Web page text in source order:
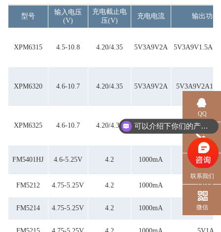
型号
输入电压
(V)
充电截止电
压(V)
充电电流 输出功率
XPM6315 4.5-10.8 4.20/4.35 5V3A9V2A
XPM6320 4.6-10.7 4.20/4.35 5V3A9V2A
XPM6325 4.6-10.7 4.20/4.35 5V3A9V2A
FM5401HJ 4.6-5.25V 4.2 1000mA 5V1A
FM5212 4.75-5.25V 4.2 1000mA 5V1A
FM5214 4.75-5.25V 4.2 1000mA 5V1A
QQ
电话
联系我们
微信
可以介绍下你们的产品么？